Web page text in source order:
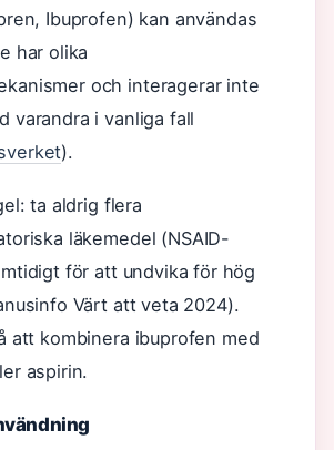
Ibuprofen) kan användas
har olika
och interagerar inte
varandra i vanliga fall
).
ta aldrig flera
läkemedel (NSAID-
för att undvika för hög
Värt att veta 2024).
att kombinera ibuprofen med
aspirin.